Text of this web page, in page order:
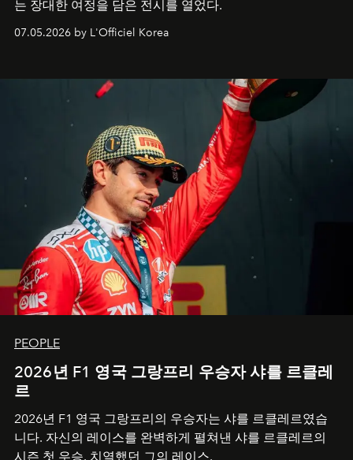
는 장대한 여정을 담은 전시를 열었다.
07.05.2026 by L'Officiel Korea
PEOPLE
2026년 F1 영국 그랑프리 우승자 샤를 르클레
르
2026년 F1 영국 그랑프리의 우승자는 샤를 르클레르였습
니다. 자신의 레이스를 완벽하게 펼쳐낸 샤를 르클레르의
시즌 첫 우승. 치열했던 그의 레이스.